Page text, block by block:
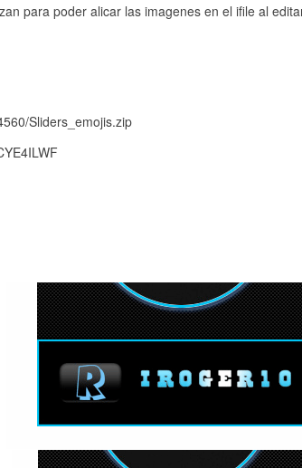
para poder alicar las imagenes en el ifile al
Sliders_emojis.zip